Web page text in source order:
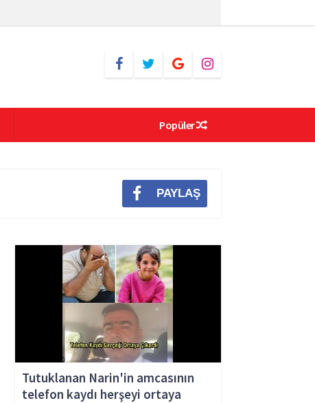
Popüler
PAYLAŞ
Tutuklanan Narin'in amcasının
telefon kaydı herşeyi ortaya